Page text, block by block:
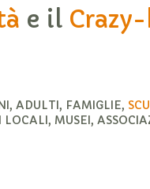
e il
ADULTI, FAMIGLIE,
MUSEI,